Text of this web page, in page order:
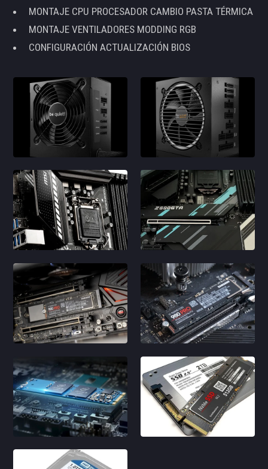
MONTAJE CPU PROCESADOR CAMBIO PASTA TÉRMICA
MONTAJE VENTILADORES MODDING RGB
CONFIGURACIÓN ACTUALIZACIÓN BIOS